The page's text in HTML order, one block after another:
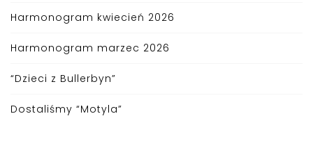
Harmonogram kwiecień 2026
Harmonogram marzec 2026
“Dzieci z Bullerbyn”
Dostaliśmy “Motyla”